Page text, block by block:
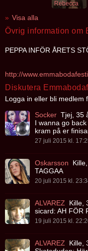
Rebecca
Visa alla
Övrig information om
PEPPA INFÖR ÅRETS
http://
Diskutera
Logga in eller bli medlem
Socker Tjej, 35
I wanna go
kram på er
27 juli 2015 kl.
Oskarsson
TAGGAA
20 juli 2015 kl.
ALVAREZ
Kille,
sicard: AH FÖR
19 juli 2015 kl.
ALVAREZ
Kille,